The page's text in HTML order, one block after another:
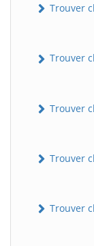
Trouver
Trouver
Trouver
Trouver
Trouver